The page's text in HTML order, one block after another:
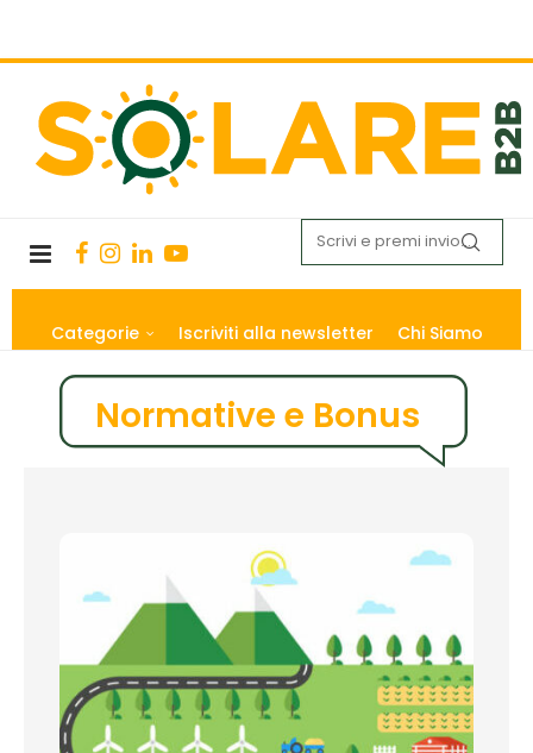
Categorie Iscriviti alla newsletter Chi Siamo
Normative e Bonus